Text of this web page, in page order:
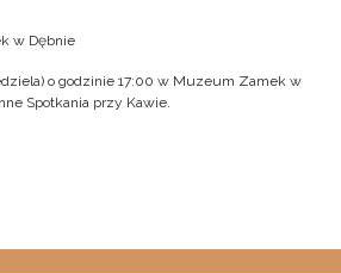
w Dębnie
o godzinie 17:00 w Muzeum Zamek w
Spotkania przy Kawie.